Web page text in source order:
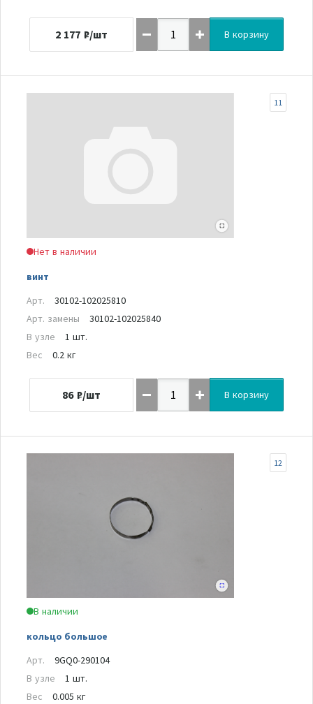
2 177 ₽/шт В корзину
Нет в наличии
винт
11
Арт.
30102-102025810
Арт. замены
30102-102025840
В узле
1 шт.
Вес
0.2 кг
86 ₽/шт В корзину
В наличии
кольцо большое
12
Арт.
9GQ0-290104
В узле
1 шт.
Вес
0.005 кг